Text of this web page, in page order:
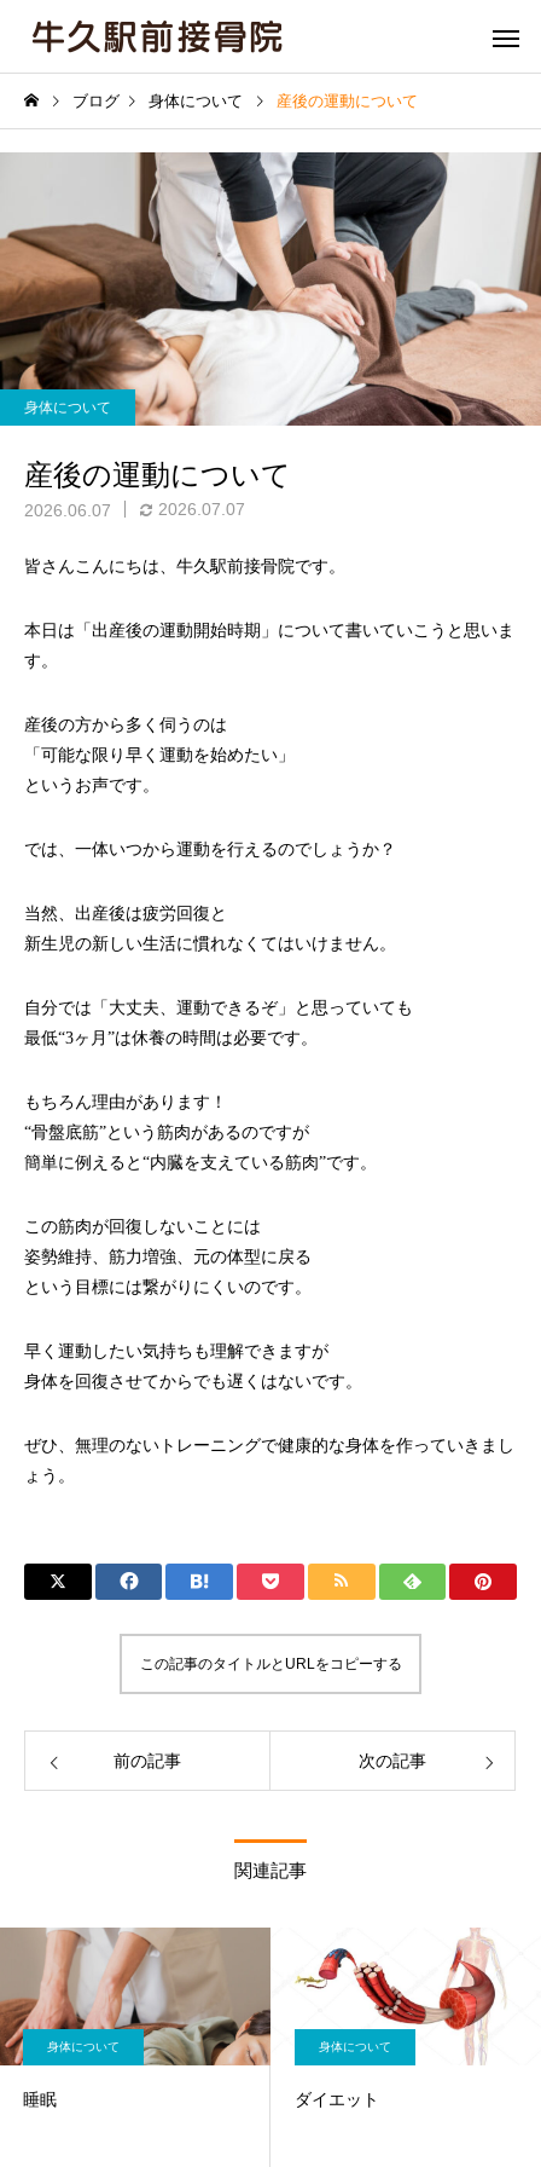
骨盤矯正 姿勢矯
膝痛 肘・関節
ブログ 身体について 産後の運動について
身体について
産後の運動について
2026.06.07 2026.07.07
皆さんこんにちは、牛久駅前接骨院です。
本日は「出産後の運動開始時期」について書いていこうと思いま
す。
産後の方から多く伺うのは
「可能な限り早く運動を始めたい」
というお声です。
では、一体いつから運動を行えるのでしょうか？
当然、出産後は疲労回復と
新生児の新しい生活に慣れなくてはいけません。
自分では「大丈夫、運動できるぞ」と思っていても
最低“3ヶ月”は休養の時間は必要です。
もちろん理由があります！
“骨盤底筋”という筋肉があるのですが
簡単に例えると“内臓を支えている筋肉”です。
この筋肉が回復しないことには
姿勢維持、筋力増強、元の体型に戻る
という目標には繋がりにくいのです。
早く運動したい気持ちも理解できますが
身体を回復させてからでも遅くはないです。
ぜひ、無理のないトレーニングで健康的な身体を作っていきまし
ょう。
この記事のタイトルとURLをコピーする
前の記事 次の記事
関連記事
身体について
睡眠
身体について
ダイエット